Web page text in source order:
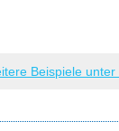
Beispiele unter